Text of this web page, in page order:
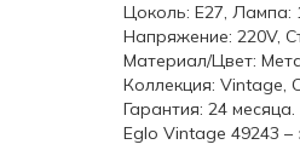
Цоколь: E27,
Напряжение: 220V,
Материал/Цвет:
Коллекция: Vintage,
Гарантия: 24 месяца.
Eglo Vintage 49243 –